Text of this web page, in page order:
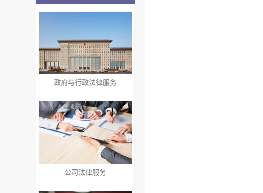
政府与行政法律服务
公司法律服务